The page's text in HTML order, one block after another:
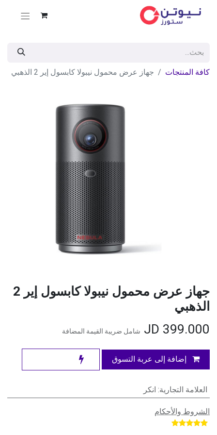
كافة المنتجات جهاز عرض محمول نيبولا كابسول إير 2 الذهبي
جهاز عرض محمول نيبولا كابسول إير 2
الذهبي
399.000
شامل ضريبة القيمة المضافة
إضافة إلى عربة التسوق
العلامة التجارية: انكر
الشروط والأحكام